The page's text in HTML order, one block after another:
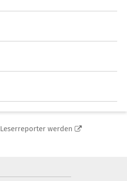
Leserreporter werden